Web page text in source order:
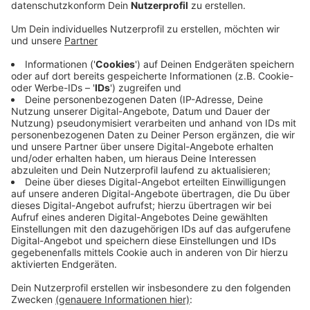
Veröffentlicht:Mittwoch, 18.03.2020 06:16
Anzeige
Der polizeibekannte Lindlarer hatte gegen 21.30
derart in seinem Haus randaliert, dass die Polizei zu
Hilfe gerufen wurde. Als die Beamten am Haus in
Eichholz ankamen wütete der 26-Jährige massiv, er
bewarf die Beamten mit Gegenständen und rannte
schreiend und drohend mit einem Messer aus dem
Haus. Die Polizei traf den Mann mit der Waffe im
Beinbereich und konnte den Randalierer
festnehmen. Die Kölner Polizei hat die Ermittlungen
übernommen.
Anzeige